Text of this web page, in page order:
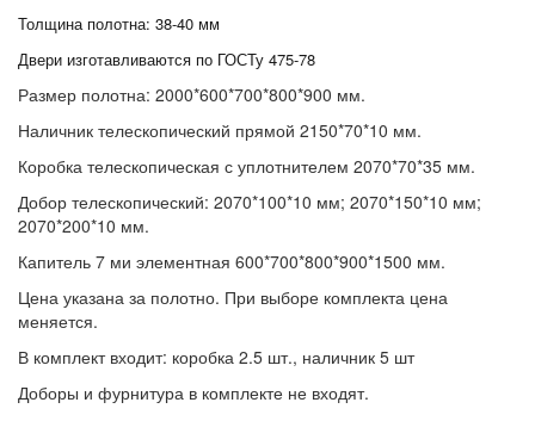
Толщина полотна: 38-40 мм
Двери изготавливаются по ГОСТу 475-78
Размер полотна: 2000*600*700*800*900 мм.
Наличник телескопический прямой 2150*70*10 мм.
Коробка телескопическая с уплотнителем 2070*70*35 мм.
Добор телескопический: 2070*100*10 мм; 2070*150*10 мм;
2070*200*10 мм.
Капитель 7 ми элементная 600*700*800*900*1500 мм.
Цена указана за полотно. При выборе комплекта цена
меняется.
В комплект входит: коробка 2.5 шт., наличник 5 шт
Доборы и фурнитура в комплекте не входят.